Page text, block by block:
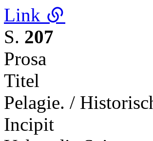
Link
S. 207
Prosa
Titel
Pelagie. /
Incipit